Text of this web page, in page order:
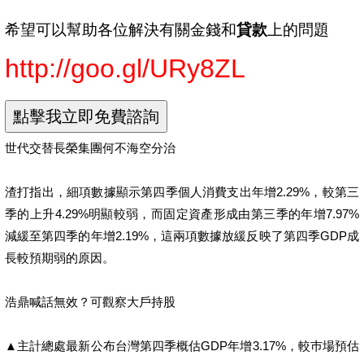
希望可以幫助各位解決有關金錢和貸款 上的問題
http://goo.gl/URy8ZL
世代交替長榮集團何不海空分治
渣打指出，細項數據顯示第四季個人消費支出年增2.29%，較第三
季的上升4.29%明顯較弱，而固定資產形成由第三季的年增7.97%
減緩至第四季的年增2.19%，這兩項數據放緩反映了第四季GDP成
長較預期弱的原因。
浩鼎喊話無效？可觀察大戶持股
▲主計總處最新公布台灣第四季概估GDP年增3.17%，較巿場預估